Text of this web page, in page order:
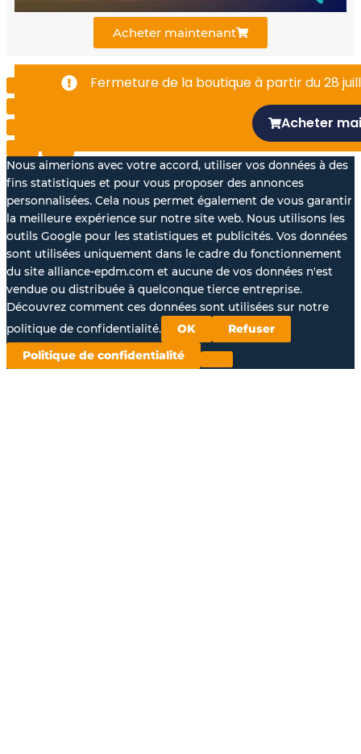
k
-
n
Acheter maintenant
Fermeture de la boutique à partir du 28
Acheter
Nous aimerions avec votre accord, utiliser vos données à des
fins statistiques et pour vous proposer des annonces
personnalisées. Cela nous permet également de vous garantir
la meilleure expérience sur notre site web. Nous utilisons les
outils Google pour les statistiques et publicités. Vos données
sont utilisées uniquement dans le cadre du fonctionnement
du site alliance-epdm.com et aucune de vos données n'est
vendue ou distribuée à quelconque tierce entreprise.
Découvrez comment ces données sont utilisées sur notre
politique de confidentialité.
OK Refuser
Politique de confidentialité